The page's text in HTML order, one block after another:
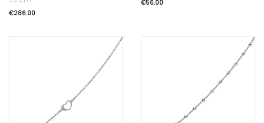
€286.00
€56.00